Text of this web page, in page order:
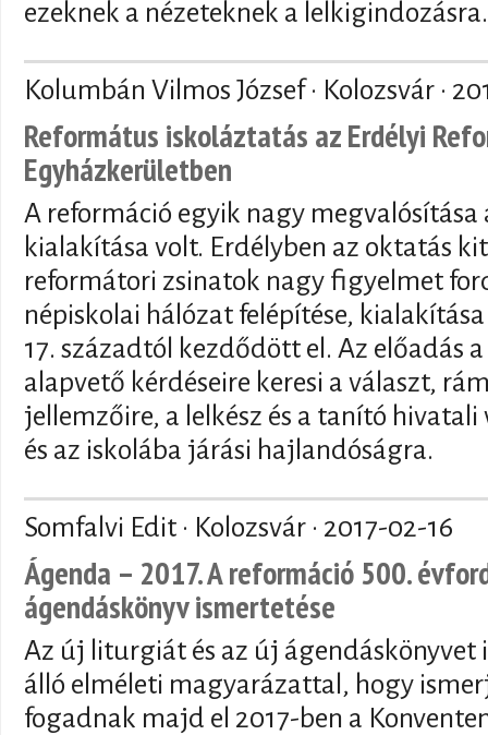
ezeknek a nézeteknek a lelkigindozásra.
Kolumbán Vilmos József · Kolozsvár ·
Református iskoláztatás az Erdélyi
Egyházkerületben
A reformáció egyik nagy megvalósítása
kialakítása volt. Erdélyben az oktatás
reformátori zsinatok nagy figyelmet
népiskolai hálózat felépítése,
17. századtól kezdődött el. Az előadás
alapvető kérdéseire keresi a választ,
jellemzőire, a lelkész és a tanító
és az iskolába járási hajlandóságra.
Somfalvi Edit · Kolozsvár · 2017-02-16
Ágenda – 2017. A reformáció 500.
ágendáskönyv ismertetése
Az új liturgiát és az új ágendáskönyvet
álló elméleti magyarázattal, hogy
fogadnak majd el 2017-ben a